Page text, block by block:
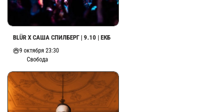
BLÜR X САША СПИЛБЕРГ | 9.10 | ЕКБ
9 октября 23:30
Свобода